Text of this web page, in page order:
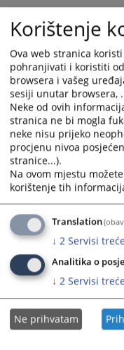
to
interact
with
the
calendar
and
select
a
date.
Press
the
question
mark
key
get
the
keyboard
shortcuts
for
changing
dates.
Korištenje
Ova web stranica
pohranjivati i koristiti
browsera i vašeg
sesiji unutar browsera,
Neke od ovih
stranica ne bi mogla
neke nisu prijeko
procjenu nivoa
stranice...).
Na ovom mjestu
korištenje tih
Translation
↓ 2 Servisi
Analitika o
↓ 2 Servisi
Ne prihvatam